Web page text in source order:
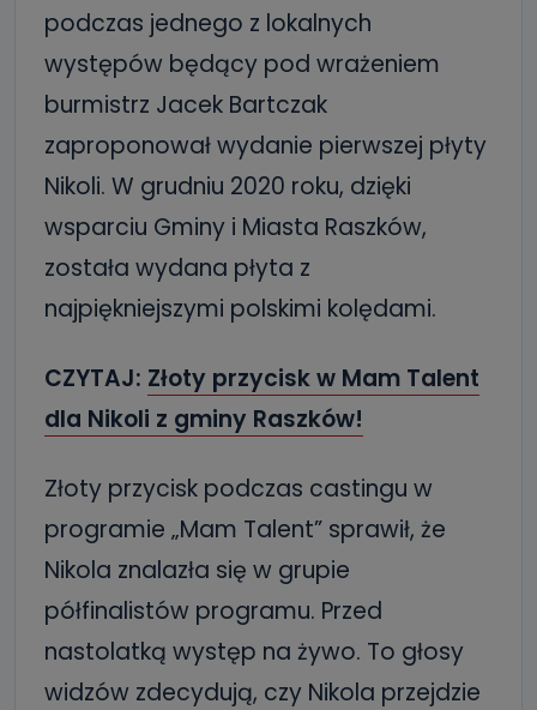
podczas jednego z lokalnych
występów będący pod wrażeniem
burmistrz Jacek Bartczak
zaproponował wydanie pierwszej płyty
Nikoli. W grudniu 2020 roku, dzięki
wsparciu Gminy i Miasta Raszków,
została wydana płyta z
najpiękniejszymi polskimi kolędami.
CZYTAJ: Złoty przycisk w Mam Talent
dla Nikoli z gminy Raszków!
Złoty przycisk podczas castingu w
programie „Mam Talent” sprawił, że
Nikola znalazła się w grupie
półfinalistów programu. Przed
nastolatką występ na żywo. To głosy
widzów zdecydują, czy Nikola przejdzie